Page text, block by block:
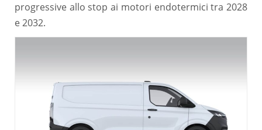
progressive allo stop ai motori endotermici tra 2028
e 2032.